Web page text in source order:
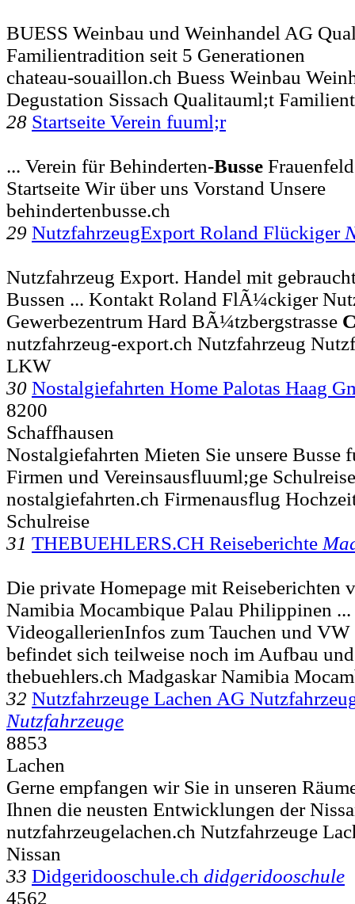
BUESS Weinbau und Weinhandel AG
Familientradition seit 5 Generationen
chateau-souaillon.ch Buess Weinbau
Degustation Sissach Qualitauml;t
28 Startseite Verein fuuml;r
... Verein für Behinderten-Busse
Startseite Wir über uns Vorstand Unsere
behindertenbusse.ch
29 NutzfahrzeugExport Roland Flückiger
Nutzfahrzeug Export. Handel mit
Bussen ... Kontakt Roland FlÃ¼ckiger
Gewerbezentrum Hard BÃ¼tzbergstrasse
nutzfahrzeug-export.ch Nutzfahrzeug
LKW
30 Nostalgiefahrten Home Palotas Haag
8200
Schaffhausen
Nostalgiefahrten Mieten Sie unsere Busse
Firmen und Vereinsausfluuml;ge
nostalgiefahrten.ch Firmenausflug
Schulreise
31 THEBUEHLERS.CH Reiseberichte
Die private Homepage mit Reiseberichten
Namibia Mocambique Palau Philippinen
VideogallerienInfos zum Tauchen und VW
befindet sich teilweise noch im Aufbau
thebuehlers.ch Madgaskar Namibia
32 Nutzfahrzeuge Lachen AG
Nutzfahrzeuge
8853
Lachen
Gerne empfangen wir Sie in unseren
Ihnen die neusten Entwicklungen der
nutzfahrzeugelachen.ch Nutzfahrzeuge
Nissan
33 Didgeridooschule.ch didgeridooschule
4562